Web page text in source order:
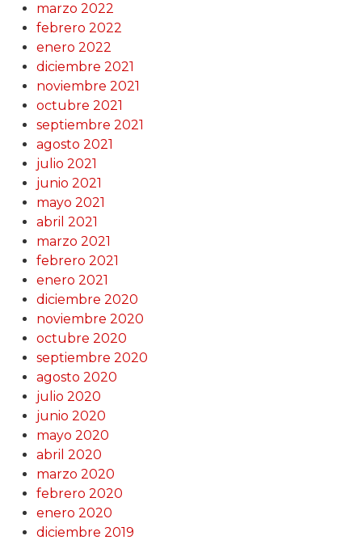
marzo 2022
febrero 2022
enero 2022
diciembre 2021
noviembre 2021
octubre 2021
septiembre 2021
agosto 2021
julio 2021
junio 2021
mayo 2021
abril 2021
marzo 2021
febrero 2021
enero 2021
diciembre 2020
noviembre 2020
octubre 2020
septiembre 2020
agosto 2020
julio 2020
junio 2020
mayo 2020
abril 2020
marzo 2020
febrero 2020
enero 2020
diciembre 2019